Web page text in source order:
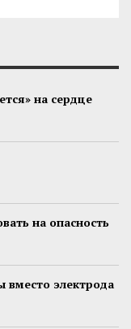
на сердце
на опасность
вместо электрода